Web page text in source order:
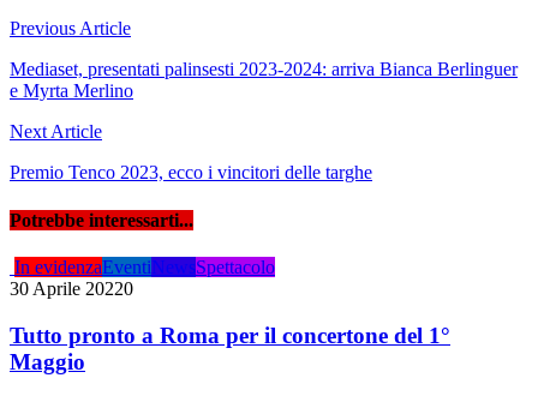
Navigazione
articoli
Previous Article
Mediaset, presentati palinsesti 2023-2024: arriva Bianca Berlinguer
e Myrta Merlino
Next Article
Premio Tenco 2023, ecco i vincitori delle targhe
Potrebbe interessarti...
In evidenzaEventiNewsSpettacolo
30 Aprile 20220
Tutto pronto a Roma per il concertone del 1°
Maggio